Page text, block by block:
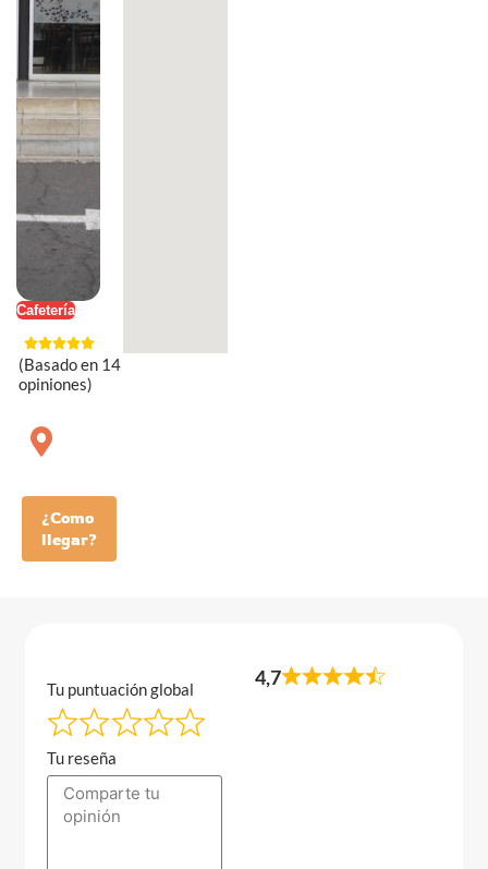
Cafetería
(Basado en 14
opiniones)
¿Como
llegar?
Tu puntuación global
Tu reseña
4,7